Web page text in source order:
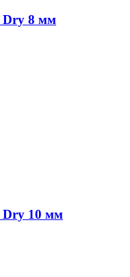
Dry 8 мм
Dry 10 мм